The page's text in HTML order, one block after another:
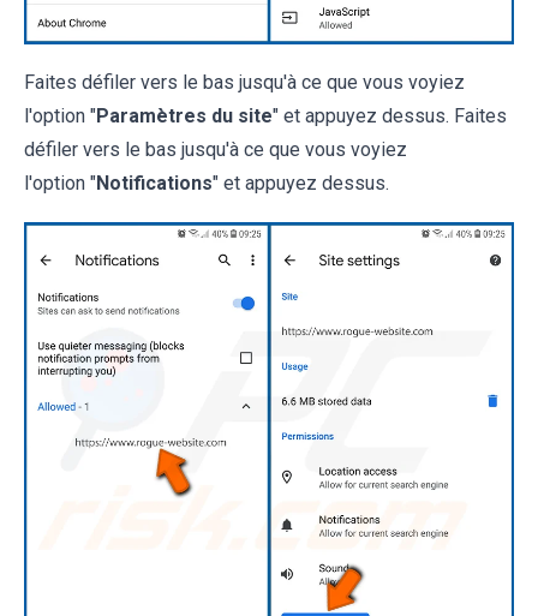
Faites défiler vers le bas jusqu'à ce que vous voyiez
l'option "Paramètres du site" et appuyez dessus. Faites
défiler vers le bas jusqu'à ce que vous voyiez
l'option "Notifications" et appuyez dessus.